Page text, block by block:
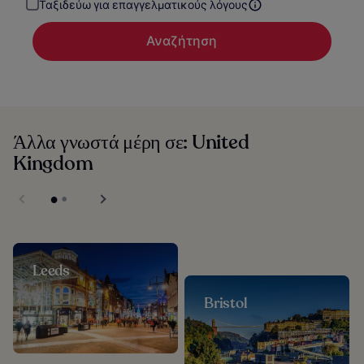
Ταξιδεύω για επαγγελματικούς λόγους
Αναζήτηση
Άλλα γνωστά μέρη σε: United
Kingdom
Leeds
Bristol